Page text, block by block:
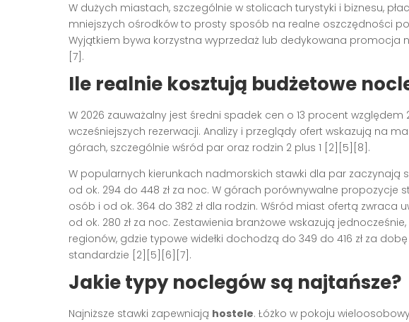
W dużych miastach, szczególnie w stolicach turystyki i biznesu,
mniejszych ośrodków to prosty sposób na realne oszczędności
Wyjątkiem bywa korzystna wyprzedaż lub dedykowana promocja
[7].
Ile realnie kosztują budżetowe
W 2026 zauważalny jest średni spadek cen o 13 procent
wcześniejszych rezerwacji. Analizy i przeglądy ofert wskazują na
górach, szczególnie wśród par oraz rodzin 2 plus 1 [2][5][8].
W popularnych kierunkach nadmorskich stawki dla par zaczynają
od ok. 294 do 448 zł za noc. W górach porównywalne propozycje
osób i od ok. 364 do 382 zł dla rodzin. Wśród miast ofertą zwraca
od ok. 280 zł za noc. Zestawienia branżowe wskazują
regionów, gdzie typowe widełki dochodzą do 349 do 416 zł za
standardzie [2][5][6][7].
Jakie typy noclegów są najtańsze?
Najniższe stawki zapewniają hostele. Łóżko w pokoju